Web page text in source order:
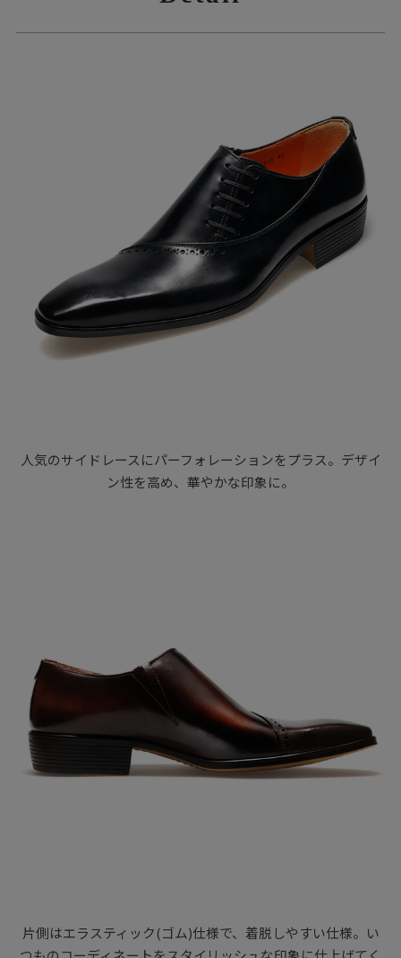
人気のサイドレースにパーフォレーションをプラス。デザイ
ン性を高め、華やかな印象に。
片側はエラスティック(ゴム)仕様で、着脱しやすい仕様。い